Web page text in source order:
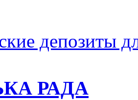
депозиты
РАДА